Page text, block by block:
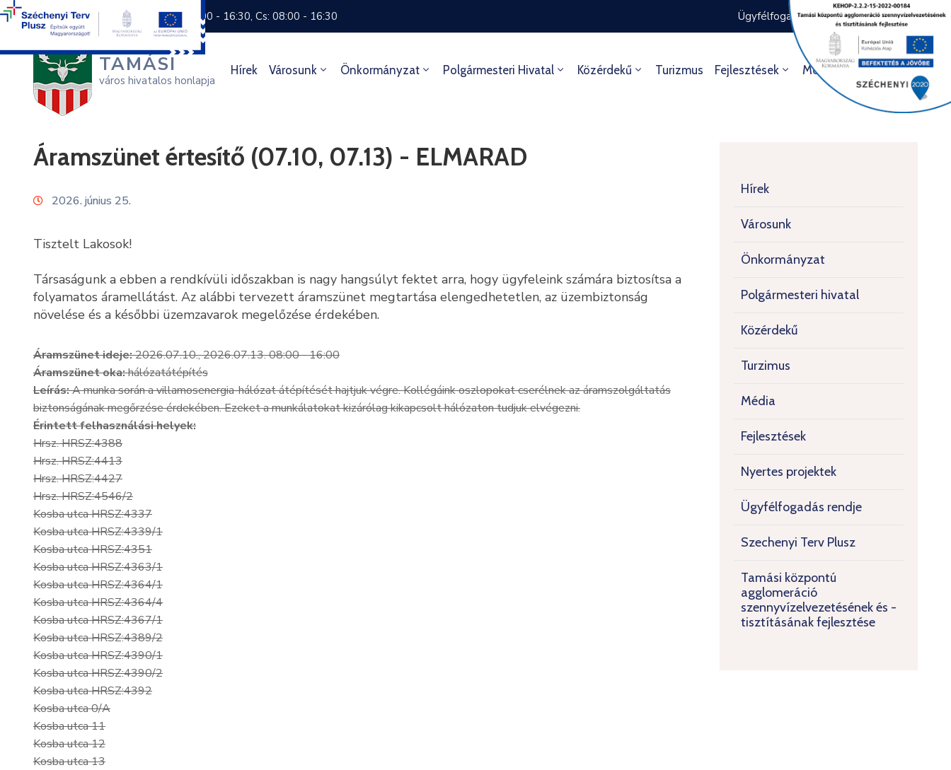
+36 74 570 800 H: 8:00 - 16:30, Cs: 08:00 - 16:30 Ügyfélfogadás rendje Ügyintézés
TAMÁSI
város hivatalos honlapja
Hírek Városunk Önkormányzat Polgármesteri Hivatal Közérdekű Turizmus Fejlesztések Média Kultúra
Áramszünet értesítő (07.10, 07.13) - ELMARAD
2026. június 25.
Tisztelt Lakosok!
Társaságunk a ebben a rendkívüli időszakban is nagy hangsúlyt fektet arra, hogy ügyfeleink számára biztosítsa a
folyamatos áramellátást. Az alábbi tervezett áramszünet megtartása elengedhetetlen, az üzembiztonság
növelése és a későbbi üzemzavarok megelőzése érdekében.
Áramszünet ideje:2026.07.10., 2026.07.13. 08:00 - 16:00
Áramszünet oka:hálózatátépítés
Leírás:A munka során a villamosenergia-hálózat átépítését hajtjuk végre. Kollégáink oszlopokat cserélnek az áramszolgáltatás
biztonságának megőrzése érdekében. Ezeket a munkálatokat kizárólag kikapcsolt hálózaton tudjuk elvégezni.
Érintett felhasználási helyek:
Hrsz. HRSZ:4388
Hrsz. HRSZ:4413
Hrsz. HRSZ:4427
Hrsz. HRSZ:4546/2
Kosba utca HRSZ:4337
Kosba utca HRSZ:4339/1
Kosba utca HRSZ:4351
Kosba utca HRSZ:4363/1
Kosba utca HRSZ:4364/1
Kosba utca HRSZ:4364/4
Kosba utca HRSZ:4367/1
Kosba utca HRSZ:4389/2
Kosba utca HRSZ:4390/1
Kosba utca HRSZ:4390/2
Kosba utca HRSZ:4392
Kosba utca 0/A
Kosba utca 11
Kosba utca 12
Kosba utca 13
Hírek
Városunk
Önkormányzat
Polgármesteri hivatal
Közérdekű
Turzimus
Média
Fejlesztések
Nyertes projektek
Ügyfélfogadás rendje
Szechenyi Terv Plusz
Tamási központú
agglomeráció
szennyvízelvezetésének és -
tisztításának fejlesztése